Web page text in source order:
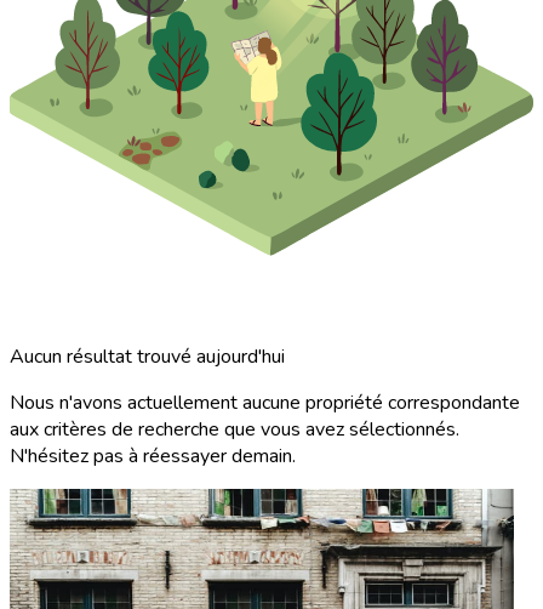
Aucun résultat trouvé aujourd'hui
Nous n'avons actuellement aucune propriété correspondante
aux critères de recherche que vous avez sélectionnés.
N'hésitez pas à réessayer demain.